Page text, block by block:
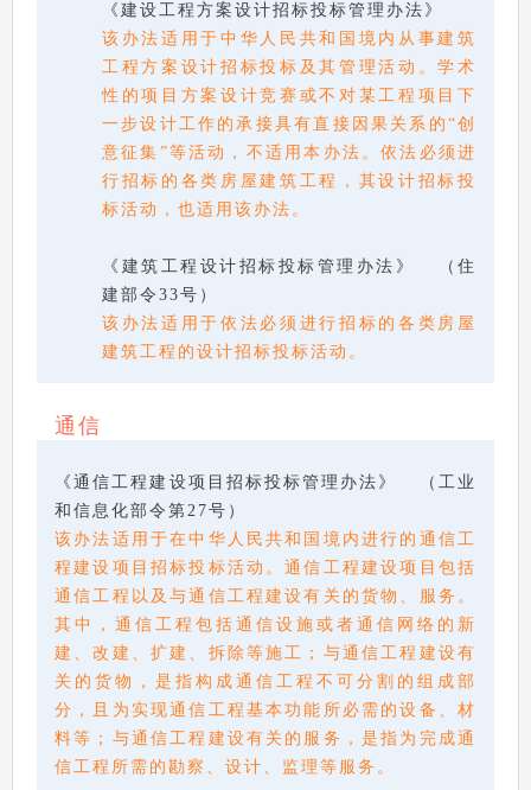
《建设工程方案设计招标投标管理办法》
该办法适用于中华人民共和国境内从事建筑
工程方案设计招标投标及其管理活动。学术
性的项目方案设计竞赛或不对某工程项目下
一步设计工作的承接具有直接因果关系的“创
意征集”等活动，不适用本办法。依法必须进
行招标的各类房屋建筑工程，其设计招标投
标活动，也适用该办法。
《建筑工程设计招标投标管理办法》 （住
建部令33号）
该办法适用于依法必须进行招标的各类房屋
建筑工程的设计招标投标活动。
通信
《通信工程建设项目招标投标管理办法》 （工业
和信息化部令第27号）
该办法适用于在中华人民共和国境内进行的通信工
程建设项目招标投标活动。通信工程建设项目包括
通信工程以及与通信工程建设有关的货物、服务。
其中，通信工程包括通信设施或者通信网络的新
建、改建、扩建、拆除等施工；与通信工程建设有
关的货物，是指构成通信工程不可分割的组成部
分，且为实现通信工程基本功能所必需的设备、材
料等；与通信工程建设有关的服务，是指为完成通
信工程所需的勘察、设计、监理等服务。